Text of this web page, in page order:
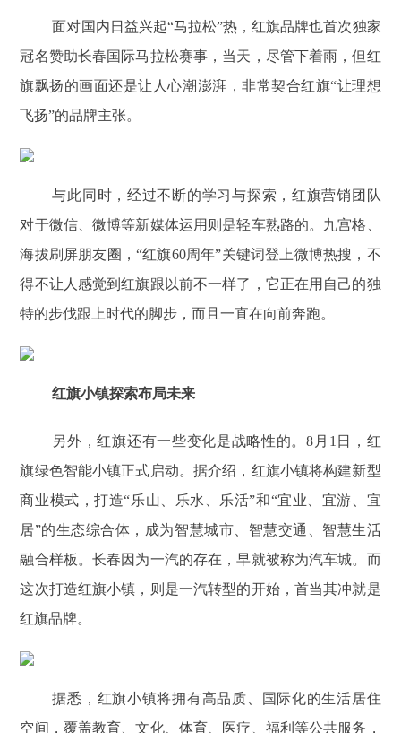
面对国内日益兴起“马拉松”热，红旗品牌也首次独家
冠名赞助长春国际马拉松赛事，当天，尽管下着雨，但红
旗飘扬的画面还是让人心潮澎湃，非常契合红旗“让理想
飞扬”的品牌主张。
与此同时，经过不断的学习与探索，红旗营销团队
对于微信、微博等新媒体运用则是轻车熟路的。九宫格、
海拔刷屏朋友圈，“红旗60周年”关键词登上微博热搜，不
得不让人感觉到红旗跟以前不一样了，它正在用自己的独
特的步伐跟上时代的脚步，而且一直在向前奔跑。
红旗小镇探索布局未来
另外，红旗还有一些变化是战略性的。8月1日，红
旗绿色智能小镇正式启动。据介绍，红旗小镇将构建新型
商业模式，打造“乐山、乐水、乐活”和“宜业、宜游、宜
居”的生态综合体，成为智慧城市、智慧交通、智慧生活
融合样板。长春因为一汽的存在，早就被称为汽车城。而
这次打造红旗小镇，则是一汽转型的开始，首当其冲就是
红旗品牌。
据悉，红旗小镇将拥有高品质、国际化的生活居住
空间，覆盖教育、文化、体育、医疗、福利等公共服务，